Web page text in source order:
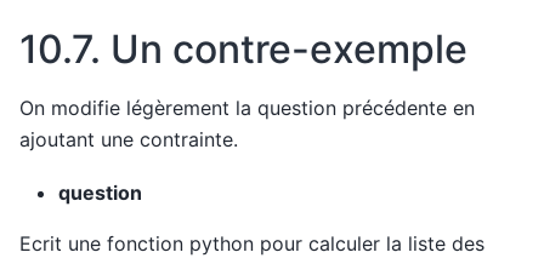
10.7. Un contre-exemple
On modifie légèrement la question précédente en
ajoutant une contrainte.
question
Ecrit une fonction python pour calculer la liste des